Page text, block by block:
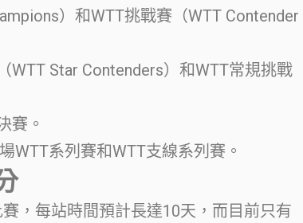
）和WTT挑戰賽（WTT Contender
WTT Star Contenders）和WTT常規挑戰
賽。
WTT系列賽和WTT支線系列賽。
，每站時間預計長達10天，而目前只有